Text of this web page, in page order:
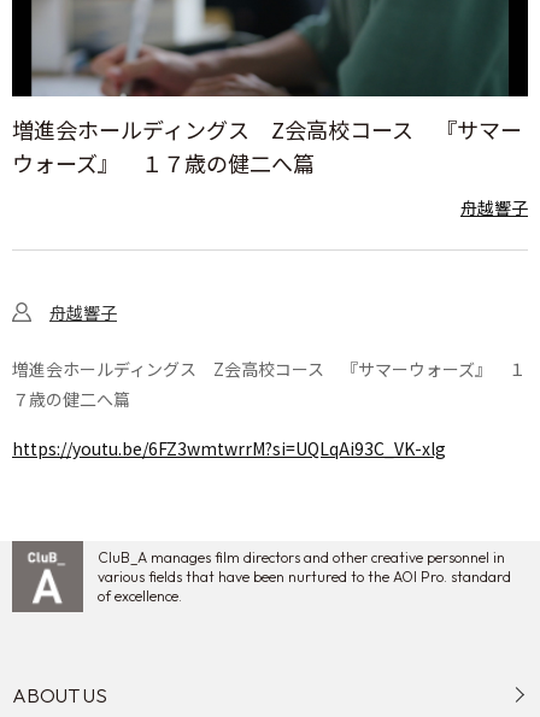
増進会ホールディングス Z会高校コース 『サマー
ウォーズ』 １７歳の健二へ篇
舟越響子
舟越響子
増進会ホールディングス Z会高校コース 『サマーウォーズ』 １
７歳の健二へ篇
https://youtu.be/6FZ3wmtwrrM?si=UQLqAi93C_VK-xlg
CluB_A manages film directors and other creative personnel in
various fields that have been nurtured to the AOI Pro. standard
of excellence.
ABOUT US